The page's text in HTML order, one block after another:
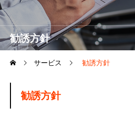
勧誘方針
サービス 勧誘方針
勧誘方針